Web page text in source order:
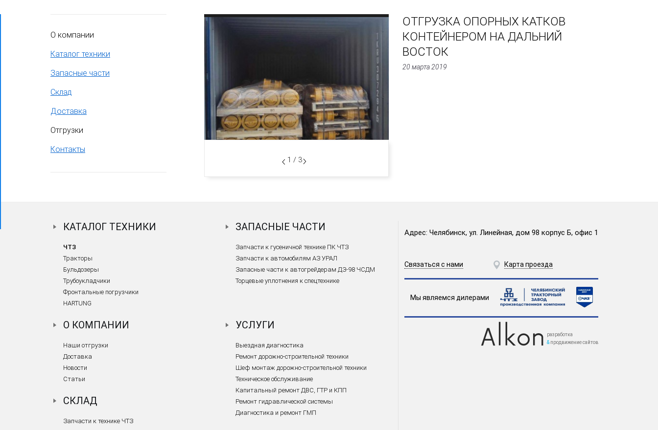
1 / 3
ОТГРУЗКА ОПОРНЫХ КАТКОВ
КОНТЕЙНЕРОМ НА ДАЛЬНИЙ
ВОСТОК
20 марта 2019
О компании
Каталог техники
Запасные части
Склад
Доставка
Отгрузки
Контакты
КАТАЛОГ ТЕХНИКИ
ЧТЗ
Тракторы
Бульдозеры
Трубоукладчики
Фронтальные погрузчики
HARTUNG
ЗАПАСНЫЕ ЧАСТИ
Запчасти к гусеничной технике ПК ЧТЗ
Запчасти к автомобилям АЗ УРАЛ
Запасные части к автогрейдерам ДЗ-98 ЧСДМ
Торцевые уплотнения к спецтехнике
О КОМПАНИИ
Наши отгрузки
Доставка
Новости
Статьи
СКЛАД
Запчасти к технике ЧТЗ
УСЛУГИ
Выездная диагностика
Ремонт дорожно-строительной техники
Шеф монтаж дорожно-строительной техники
Техническое обслуживание
Капитальный ремонт ДВС, ГТР и КПП
Ремонт гидравлической системы
Диагностика и ремонт ГМП
Адрес: Челябинск, ул. Линейная, дом 98 корпус Б, офис 1
Связаться с нами Карта проезда
Мы являемся дилерами
разработка
& продвижение сайтов